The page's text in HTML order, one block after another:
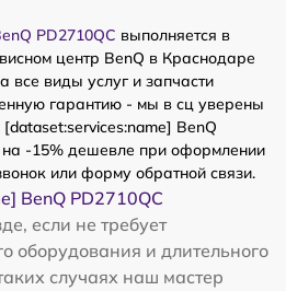
PD2710QC выполняется в
центр BenQ в Краснодаре
виды услуг и запчасти
гарантию - мы в сц уверены
BenQ
на -15% дешевле при оформлении
или форму обратной связи.
BenQ PD2710QC
если не требует
оборудования и длительного
случаях наш мастер